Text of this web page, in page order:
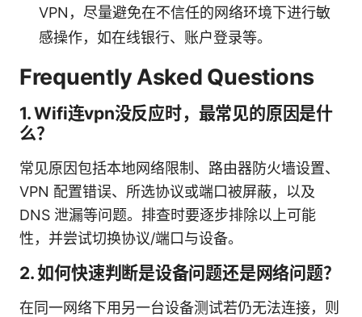
VPN，尽量避免在不信任的网络环境下进行敏
感操作，如在线银行、账户登录等。
Frequently Asked Questions
1. Wifi连vpn没反应时，最常见的原因是什
么？
常见原因包括本地网络限制、路由器防火墙设置、
VPN 配置错误、所选协议或端口被屏蔽，以及
DNS 泄漏等问题。排查时要逐步排除以上可能
性，并尝试切换协议/端口与设备。
2. 如何快速判断是设备问题还是网络问题？
在同一网络下用另一台设备测试若仍无法连接，则